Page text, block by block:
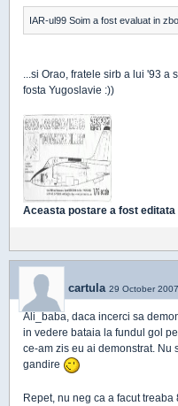
IAR-ul99 Soim a fost evaluat in
...si Orao, fratele sirb a lui '93
fosta Yugoslavie :))
Aceasta postare a fost editata
cartula 29 October
Ali_baba, daca incerci sa
in vedere bataia la fundul gol
ce-am zis eu ai demonstrat. Nu
gandire
Repet, nu neg ca a facut treaba